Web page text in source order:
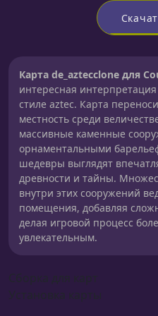
Карта de_aztecclone для
интересная
стиле aztec. Карта
местность среди
массивные каменные
орнаментальными
шедевры выглядят
древности и тайны.
внутри этих сооружений
помещения, добавляя
делая игровой процесс
увлекательным.